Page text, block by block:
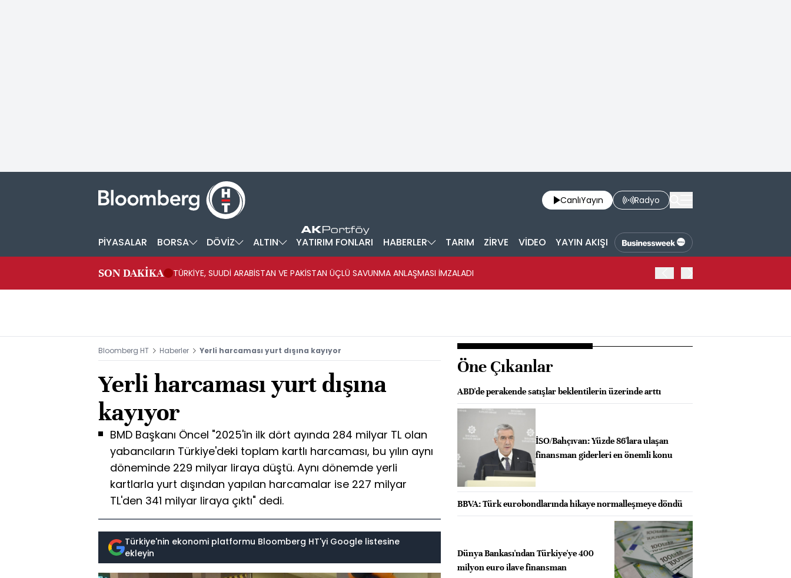
CanlıYayın Radyo
PİYASALAR BORSA DÖVİZ ALTIN YATIRIM FONLARI HABERLER TARIM ZİRVE VİDEO YAYIN AKIŞI
SON DAKİKA TÜRKİYE, SUUDİ ARABİSTAN VE PAKİSTAN ÜÇLÜ SAVUNMA ANLAŞMASI İMZALADI
Bloomberg HT Haberler Yerli harcaması yurt dışına kayıyor
Yerli harcaması yurt dışına
kayıyor
BMD Başkanı Öncel "2025'in ilk dört ayında 284 milyar TL olan
yabancıların Türkiye'deki toplam kartlı harcaması, bu yılın aynı
döneminde 229 milyar liraya düştü. Aynı dönemde yerli
kartlarla yurt dışından yapılan harcamalar ise 227 milyar
TL'den 341 milyar liraya çıktı" dedi.
Türkiye'nin ekonomi platformu Bloomberg HT'yi Google listesine
ekleyin
Öne Çıkanlar
ABD'de perakende satışlar beklentilerin üzerinde arttı
İSO/Bahçıvan: Yüzde 86'lara ulaşan
finansman giderleri en önemli konu
BBVA: Türk eurobondlarında hikaye normalleşmeye döndü
Dünya Bankası'ndan Türkiye'ye 400
milyon euro ilave finansman